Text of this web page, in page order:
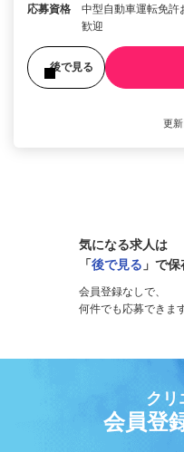
応募資格
中型自動車運転免
歓迎
後で見る
更
気になる求人は
「後で見る 」で保
会員登録なしで、
何件でも応募できます
クリ
会員登